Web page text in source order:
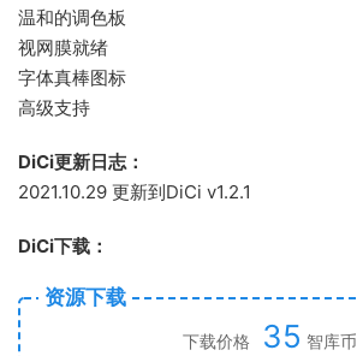
温和的调色板
视网膜就绪
字体真棒图标
高级支持
DiCi更新日志：
2021.10.29 更新到DiCi v1.2.1
DiCi下载：
资源下载
下载价格 35 智库币